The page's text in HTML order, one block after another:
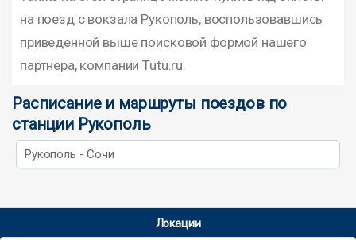
на поезд с вокзала Рукополь, воспользовавшись
приведенной выше поисковой формой нашего
партнера, компании Tutu.ru.
Расписание и маршруты поездов по
станции Рукополь
Рукополь - Сочи
Локации